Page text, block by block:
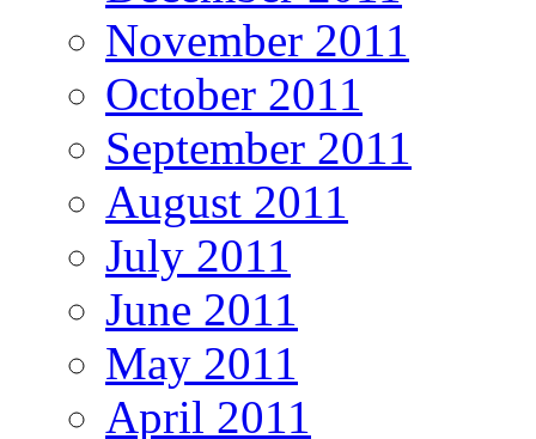
November 2011
October 2011
September 2011
August 2011
July 2011
June 2011
May 2011
April 2011